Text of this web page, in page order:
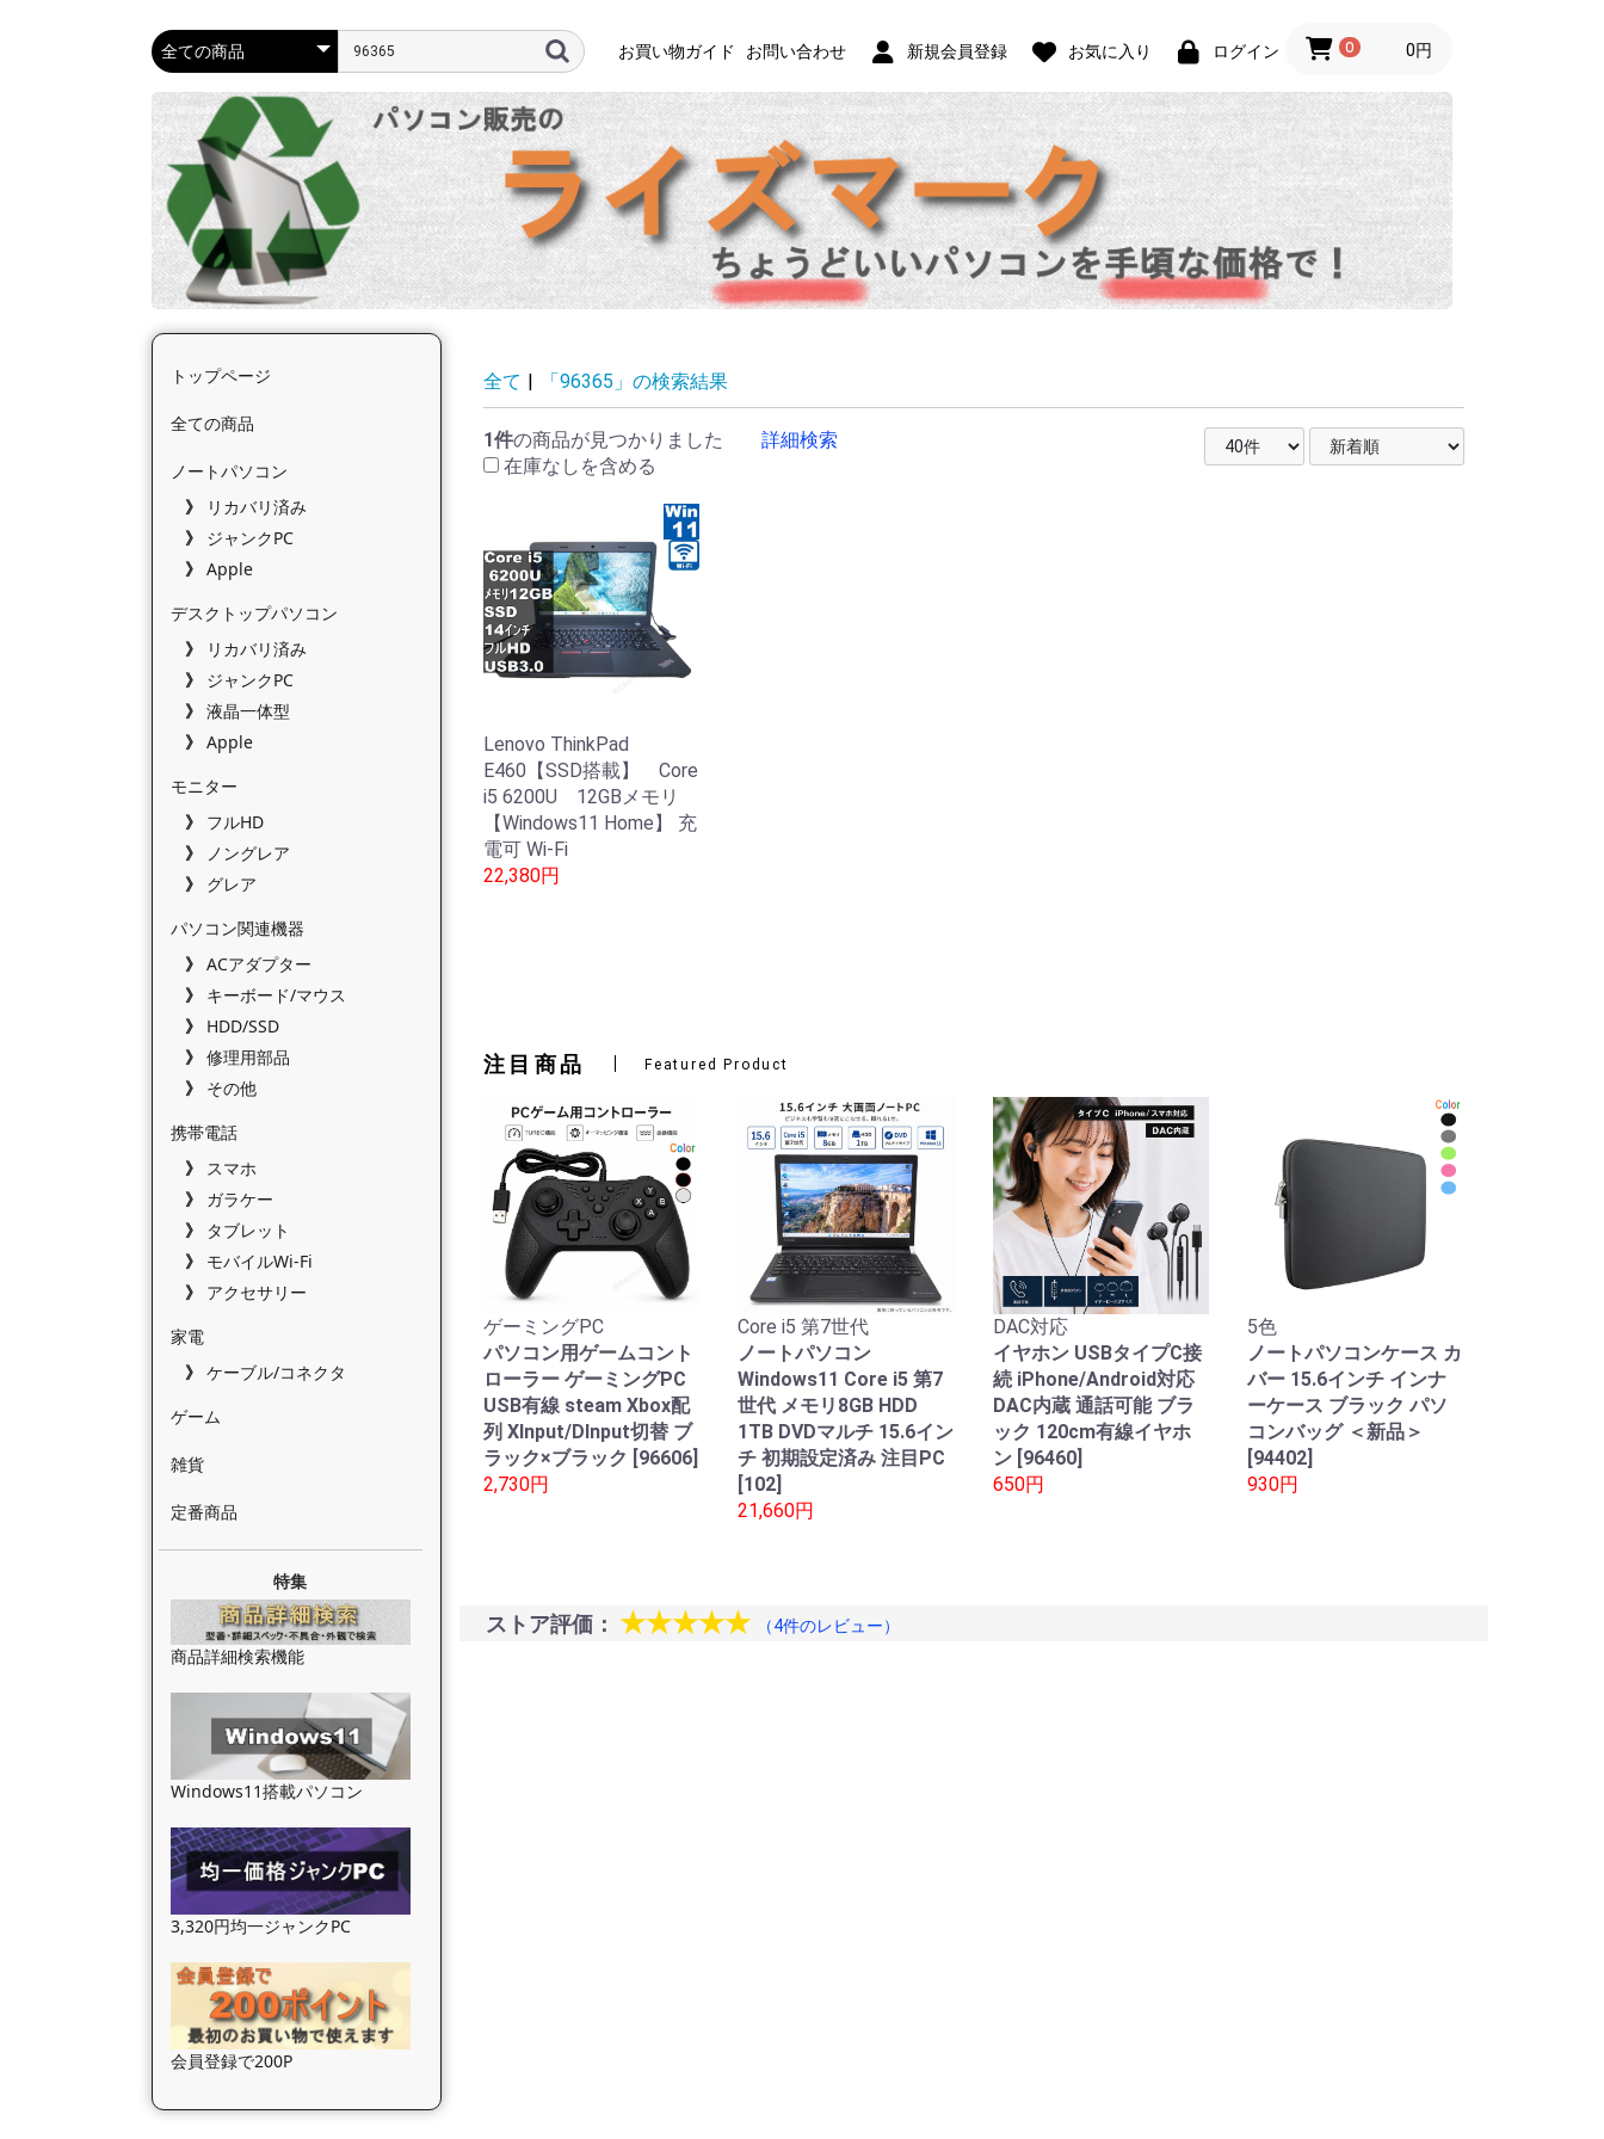
お買い物ガイド お問い合わせ 新規会員登録 お気に入り ログイン 0 0円
トップページ
全ての商品
ノートパソコン
リカバリ済み
ジャンクPC
Apple
デスクトップパソコン
リカバリ済み
ジャンクPC
液晶一体型
Apple
モニター
フルHD
ノングレア
グレア
パソコン関連機器
ACアダプター
キーボード/マウス
HDD/SSD
修理用部品
その他
携帯電話
スマホ
ガラケー
タブレット
モバイルWi-Fi
アクセサリー
家電
ケーブル/コネクタ
ゲーム
雑貨
定番商品
特集
商品詳細検索機能
Windows11搭載パソコン
3,320円均一ジャンクPC
会員登録で200P
全て | 「96365」の検索結果
1件の商品が見つかりました
詳細検索
在庫なしを含める
Lenovo ThinkPad
E460【SSD搭載】 Core
i5 6200U 12GBメモリ
【Windows11 Home】 充
電可 Wi-Fi
22,380円
注目商品 Featured Product
ゲーミングPC
パソコン用ゲームコント
ローラー ゲーミングPC
USB有線 steam Xbox配
列 XInput/DInput切替 ブ
ラック×ブラック [96606]
2,730円
Core i5 第7世代
ノートパソコン
Windows11 Core i5 第7
世代 メモリ8GB HDD
1TB DVDマルチ 15.6イン
チ 初期設定済み 注目PC
[102]
21,660円
DAC対応
イヤホン USBタイプC接
続 iPhone/Android対応
DAC内蔵 通話可能 ブラ
ック 120cm有線イヤホ
ン [96460]
650円
5色
ノートパソコンケース カ
バー 15.6インチ インナ
ーケース ブラック パソ
コンバッグ ＜新品＞
[94402]
930円
ストア評価： ★★★★★ （4件のレビュー）